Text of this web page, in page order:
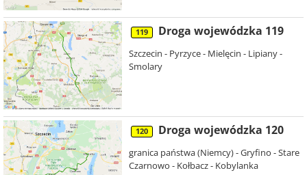
119 Droga wojewódzka 119
Szczecin - Pyrzyce - Mielęcin - Lipiany -
Smolary
120 Droga wojewódzka 120
granica państwa (Niemcy) - Gryfino - Stare
Czarnowo - Kołbacz - Kobylanka